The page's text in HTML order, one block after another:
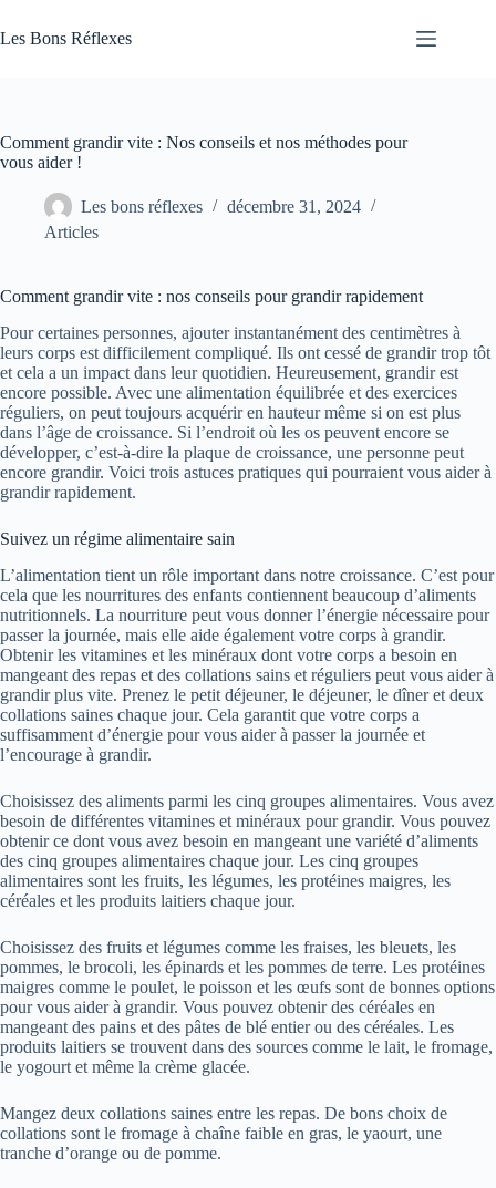
au
contenu
Les Bons Réflexes
Comment grandir vite : Nos conseils et nos méthodes pour
vous aider !
Les bons réflexes
décembre 31, 2024
Articles
Comment grandir vite : nos conseils pour grandir rapidement
Pour certaines personnes, ajouter instantanément des centimètres à
leurs corps est difficilement compliqué. Ils ont cessé de grandir trop tôt
et cela a un impact dans leur quotidien. Heureusement, grandir est
encore possible. Avec une alimentation équilibrée et des exercices
réguliers, on peut toujours acquérir en hauteur même si on est plus
dans l’âge de croissance. Si l’endroit où les os peuvent encore se
développer, c’est-à-dire la plaque de croissance, une personne peut
encore grandir. Voici trois astuces pratiques qui pourraient vous aider à
grandir rapidement.
Suivez un régime alimentaire sain
L’alimentation tient un rôle important dans notre croissance. C’est pour
cela que les nourritures des enfants contiennent beaucoup d’aliments
nutritionnels. La nourriture peut vous donner l’énergie nécessaire pour
passer la journée, mais elle aide également votre corps à grandir.
Obtenir les vitamines et les minéraux dont votre corps a besoin en
mangeant des repas et des collations sains et réguliers peut vous aider à
grandir plus vite. Prenez le petit déjeuner, le déjeuner, le dîner et deux
collations saines chaque jour. Cela garantit que votre corps a
suffisamment d’énergie pour vous aider à passer la journée et
l’encourage à grandir.
Choisissez des aliments parmi les cinq groupes alimentaires. Vous avez
besoin de différentes vitamines et minéraux pour grandir. Vous pouvez
obtenir ce dont vous avez besoin en mangeant une variété d’aliments
des cinq groupes alimentaires chaque jour. Les cinq groupes
alimentaires sont les fruits, les légumes, les protéines maigres, les
céréales et les produits laitiers chaque jour.
Choisissez des fruits et légumes comme les fraises, les bleuets, les
pommes, le brocoli, les épinards et les pommes de terre. Les protéines
maigres comme le poulet, le poisson et les œufs sont de bonnes options
pour vous aider à grandir. Vous pouvez obtenir des céréales en
mangeant des pains et des pâtes de blé entier ou des céréales. Les
produits laitiers se trouvent dans des sources comme le lait, le fromage,
le yogourt et même la crème glacée.
Mangez deux collations saines entre les repas. De bons choix de
collations sont le fromage à chaîne faible en gras, le yaourt, une
tranche d’orange ou de pomme.